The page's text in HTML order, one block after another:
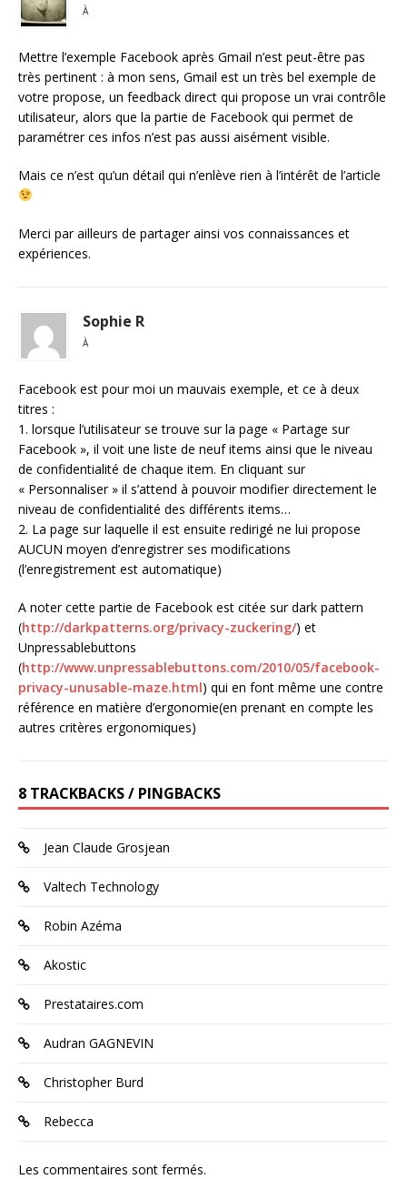
À
Mettre l’exemple Facebook après Gmail n’est peut-être pas
très pertinent : à mon sens, Gmail est un très bel exemple de
votre propose, un feedback direct qui propose un vrai contrôle
utilisateur, alors que la partie de Facebook qui permet de
paramétrer ces infos n’est pas aussi aisément visible.
Mais ce n’est qu’un détail qui n’enlève rien à l’intérêt de l’article
Merci par ailleurs de partager ainsi vos connaissances et
expériences.
Sophie R
À
Facebook est pour moi un mauvais exemple, et ce à deux
titres :
1. lorsque l’utilisateur se trouve sur la page « Partage sur
Facebook », il voit une liste de neuf items ainsi que le niveau
de confidentialité de chaque item. En cliquant sur
« Personnaliser » il s’attend à pouvoir modifier directement le
niveau de confidentialité des différents items…
2. La page sur laquelle il est ensuite redirigé ne lui propose
AUCUN moyen d’enregistrer ses modifications
(l’enregistrement est automatique)
A noter cette partie de Facebook est citée sur dark pattern
(http://darkpatterns.org/privacy-zuckering/) et
Unpressablebuttons
(http://www.unpressablebuttons.com/2010/05/facebook-
privacy-unusable-maze.html) qui en font même une contre
référence en matière d’ergonomie(en prenant en compte les
autres critères ergonomiques)
8 TRACKBACKS / PINGBACKS
Jean Claude Grosjean
Valtech Technology
Robin Azéma
Akostic
Prestataires.com
Audran GAGNEVIN
Christopher Burd
Rebecca
Les commentaires sont fermés.